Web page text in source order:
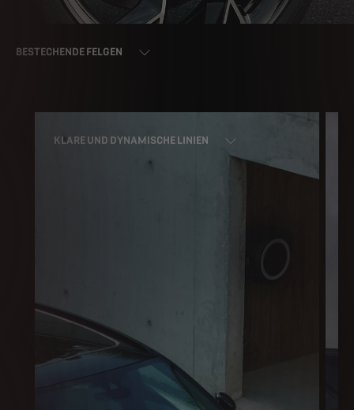
BESTECHENDE FELGEN
VOLL-LED-RÜCKLICHTER MIT 3D-